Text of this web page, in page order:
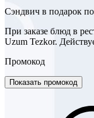
Сэндвич в подарок
При заказе блюд в
Uzum Tezkor.
Промокод
Показать промокод